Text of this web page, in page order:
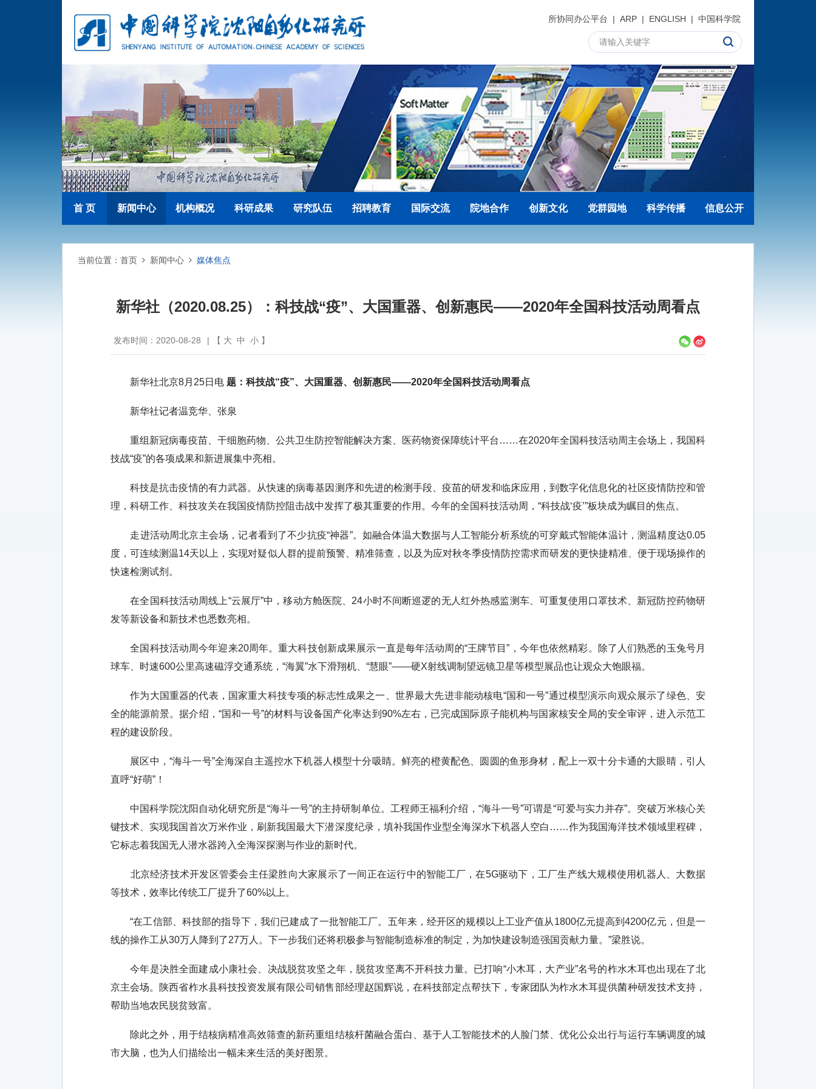
所协同办公平台 | ARP | ENGLISH | 中国科学院
首 页 新闻中心 机构概况 科研成果 研究队伍 招聘教育 国际交流 院地合作 创新文化 党群园地 科学传播 信息公开
当前位置： 首页 新闻中心 媒体焦点
新华社（2020.08.25）：科技战“疫”、大国重器、创新惠民——2020年全国科技活动周看点
发布时间：2020-08-28 | 【 大 中 小 】
新华社北京8月25日电 题：科技战“疫”、大国重器、创新惠民——2020年全国科技活动周看点
新华社记者温竞华、张泉
重组新冠病毒疫苗、干细胞药物、公共卫生防控智能解决方案、医药物资保障统计平台……在2020年全国科技活动周主会场上，我国科
技战“疫”的各项成果和新进展集中亮相。
科技是抗击疫情的有力武器。从快速的病毒基因测序和先进的检测手段、疫苗的研发和临床应用，到数字化信息化的社区疫情防控和管
理，科研工作、科技攻关在我国疫情防控阻击战中发挥了极其重要的作用。今年的全国科技活动周，“科技战‘疫’”板块成为瞩目的焦点。
走进活动周北京主会场，记者看到了不少抗疫“神器”。如融合体温大数据与人工智能分析系统的可穿戴式智能体温计，测温精度达0.05
度，可连续测温14天以上，实现对疑似人群的提前预警、精准筛查，以及为应对秋冬季疫情防控需求而研发的更快捷精准、便于现场操作的
快速检测试剂。
在全国科技活动周线上“云展厅”中，移动方舱医院、24小时不间断巡逻的无人红外热感监测车、可重复使用口罩技术、新冠防控药物研
发等新设备和新技术也悉数亮相。
全国科技活动周今年迎来20周年。重大科技创新成果展示一直是每年活动周的“王牌节目”，今年也依然精彩。除了人们熟悉的玉兔号月
球车、时速600公里高速磁浮交通系统，“海翼”水下滑翔机、“慧眼”——硬X射线调制望远镜卫星等模型展品也让观众大饱眼福。
作为大国重器的代表，国家重大科技专项的标志性成果之一、世界最大先进非能动核电“国和一号”通过模型演示向观众展示了绿色、安
全的能源前景。据介绍，“国和一号”的材料与设备国产化率达到90%左右，已完成国际原子能机构与国家核安全局的安全审评，进入示范工
程的建设阶段。
展区中，“海斗一号”全海深自主遥控水下机器人模型十分吸睛。鲜亮的橙黄配色、圆圆的鱼形身材，配上一双十分卡通的大眼睛，引人
直呼“好萌”！
中国科学院沈阳自动化研究所是“海斗一号”的主持研制单位。工程师王福利介绍，“海斗一号”可谓是“可爱与实力并存”。突破万米核心关
键技术、实现我国首次万米作业，刷新我国最大下潜深度纪录，填补我国作业型全海深水下机器人空白……作为我国海洋技术领域里程碑，
它标志着我国无人潜水器跨入全海深探测与作业的新时代。
北京经济技术开发区管委会主任梁胜向大家展示了一间正在运行中的智能工厂，在5G驱动下，工厂生产线大规模使用机器人、大数据
等技术，效率比传统工厂提升了60%以上。
“在工信部、科技部的指导下，我们已建成了一批智能工厂。五年来，经开区的规模以上工业产值从1800亿元提高到4200亿元，但是一
线的操作工从30万人降到了27万人。下一步我们还将积极参与智能制造标准的制定，为加快建设制造强国贡献力量。”梁胜说。
今年是决胜全面建成小康社会、决战脱贫攻坚之年，脱贫攻坚离不开科技力量。已打响“小木耳，大产业”名号的柞水木耳也出现在了北
京主会场。陕西省柞水县科技投资发展有限公司销售部经理赵国辉说，在科技部定点帮扶下，专家团队为柞水木耳提供菌种研发技术支持，
帮助当地农民脱贫致富。
除此之外，用于结核病精准高效筛查的新药重组结核杆菌融合蛋白、基于人工智能技术的人脸门禁、优化公众出行与运行车辆调度的城
市大脑，也为人们描绘出一幅未来生活的美好图景。